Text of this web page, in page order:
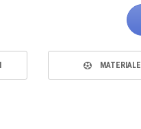
MATERIALE